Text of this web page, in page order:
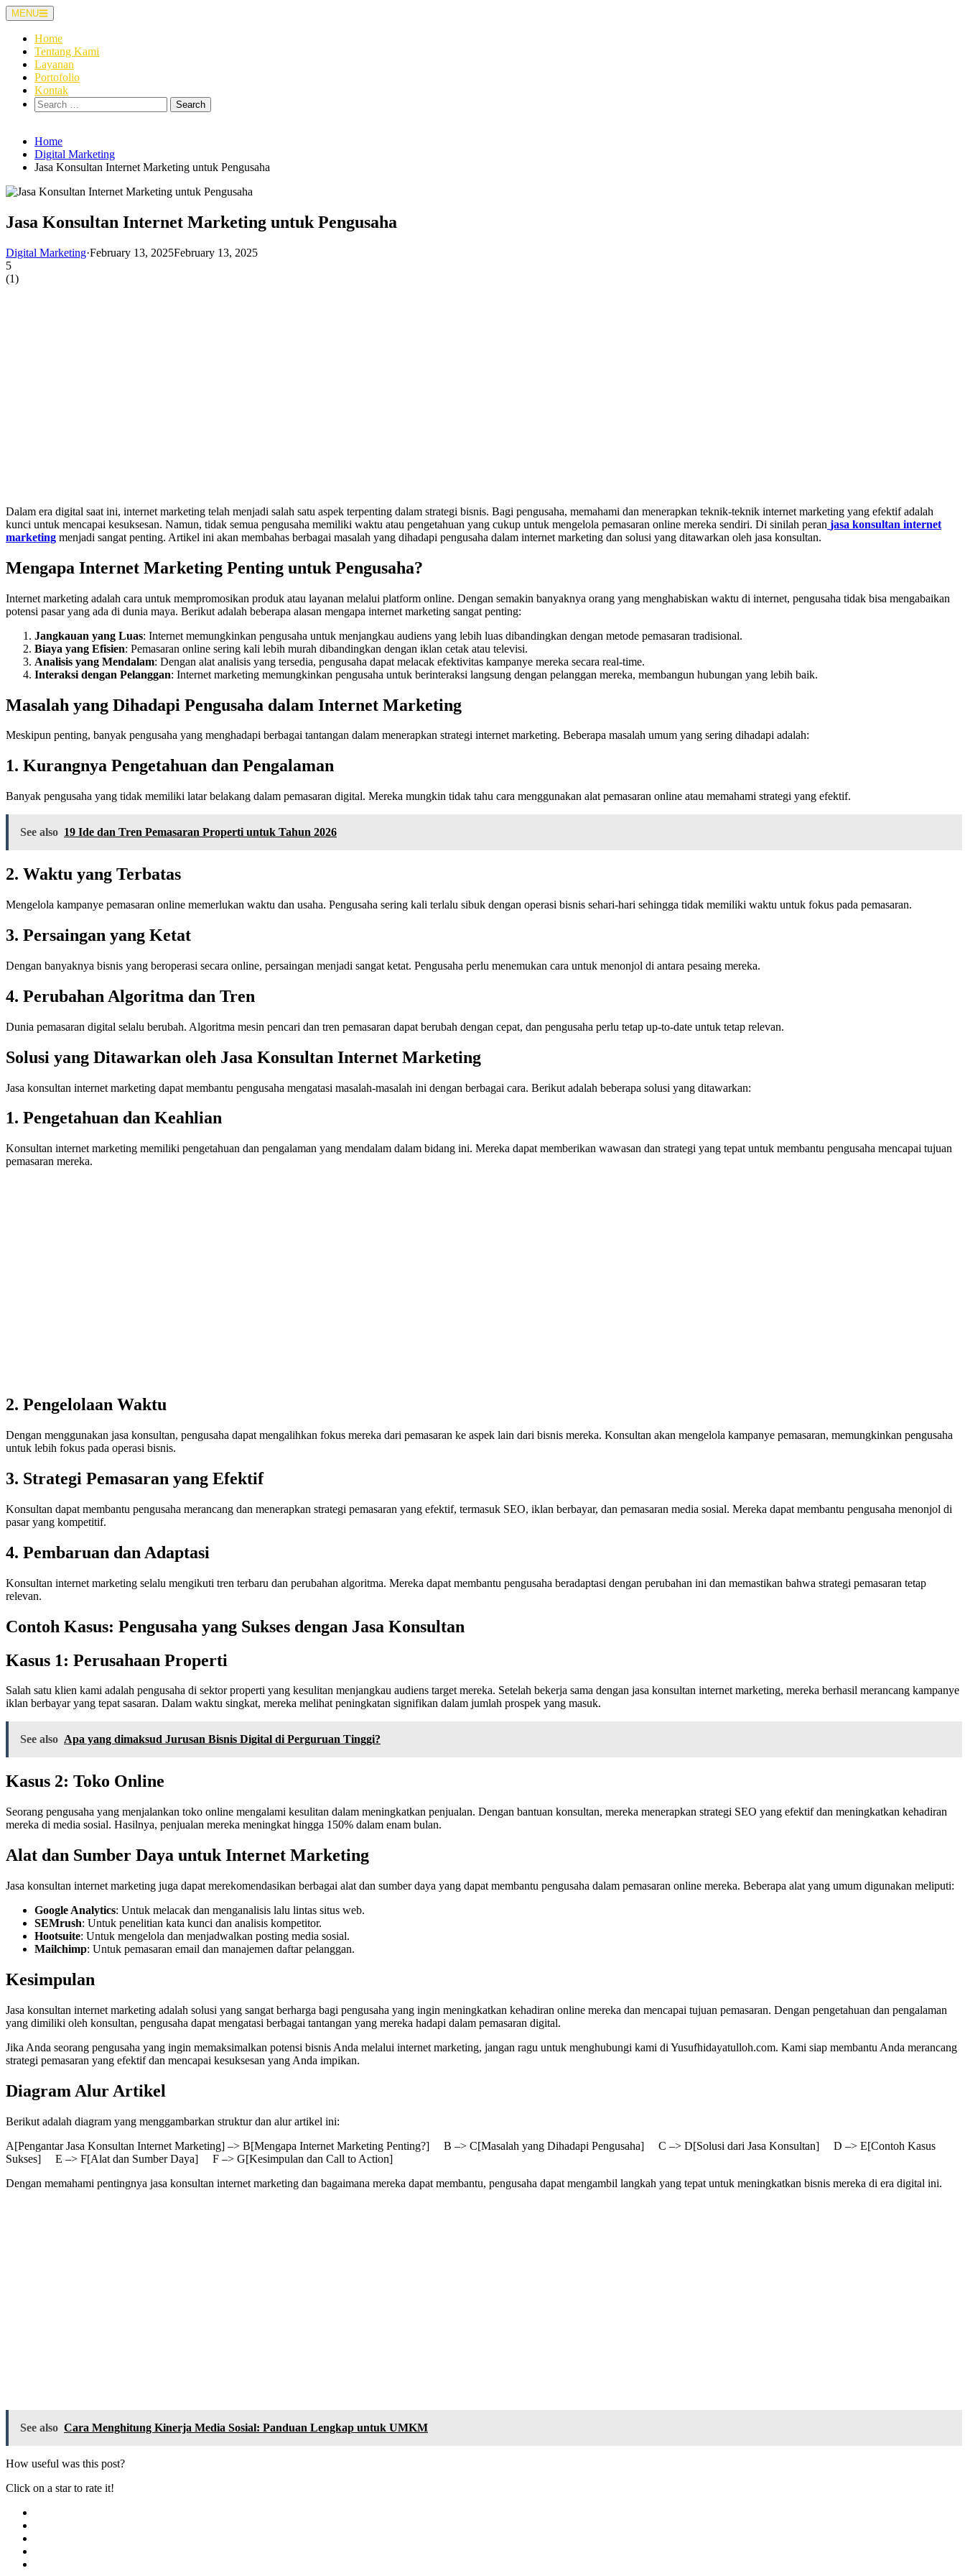
Skip
to
content
MENU
Home
Tentang Kami
Layanan
Portofolio
Kontak
Search
for:
Home
Digital Marketing
Jasa Konsultan Internet Marketing untuk Pengusaha
Jasa Konsultan Internet Marketing untuk Pengusaha
Digital Marketing·February 13, 2025February 13, 2025
5
(1)
Dalam era digital saat ini, internet marketing telah menjadi salah satu aspek terpenting dalam strategi bisnis. Bagi pengusaha, memahami dan menerapkan teknik-teknik internet marketing yang efektif adalah
kunci untuk mencapai kesuksesan. Namun, tidak semua pengusaha memiliki waktu atau pengetahuan yang cukup untuk mengelola pemasaran online mereka sendiri. Di sinilah peran jasa konsultan internet
marketing menjadi sangat penting. Artikel ini akan membahas berbagai masalah yang dihadapi pengusaha dalam internet marketing dan solusi yang ditawarkan oleh jasa konsultan.
Mengapa Internet Marketing Penting untuk Pengusaha?
Internet marketing adalah cara untuk mempromosikan produk atau layanan melalui platform online. Dengan semakin banyaknya orang yang menghabiskan waktu di internet, pengusaha tidak bisa mengabaikan
potensi pasar yang ada di dunia maya. Berikut adalah beberapa alasan mengapa internet marketing sangat penting:
Jangkauan yang Luas: Internet memungkinkan pengusaha untuk menjangkau audiens yang lebih luas dibandingkan dengan metode pemasaran tradisional.
Biaya yang Efisien: Pemasaran online sering kali lebih murah dibandingkan dengan iklan cetak atau televisi.
Analisis yang Mendalam: Dengan alat analisis yang tersedia, pengusaha dapat melacak efektivitas kampanye mereka secara real-time.
Interaksi dengan Pelanggan: Internet marketing memungkinkan pengusaha untuk berinteraksi langsung dengan pelanggan mereka, membangun hubungan yang lebih baik.
Masalah yang Dihadapi Pengusaha dalam Internet Marketing
Meskipun penting, banyak pengusaha yang menghadapi berbagai tantangan dalam menerapkan strategi internet marketing. Beberapa masalah umum yang sering dihadapi adalah:
1. Kurangnya Pengetahuan dan Pengalaman
Banyak pengusaha yang tidak memiliki latar belakang dalam pemasaran digital. Mereka mungkin tidak tahu cara menggunakan alat pemasaran online atau memahami strategi yang efektif.
See also 19 Ide dan Tren Pemasaran Properti untuk Tahun 2026
2. Waktu yang Terbatas
Mengelola kampanye pemasaran online memerlukan waktu dan usaha. Pengusaha sering kali terlalu sibuk dengan operasi bisnis sehari-hari sehingga tidak memiliki waktu untuk fokus pada pemasaran.
3. Persaingan yang Ketat
Dengan banyaknya bisnis yang beroperasi secara online, persaingan menjadi sangat ketat. Pengusaha perlu menemukan cara untuk menonjol di antara pesaing mereka.
4. Perubahan Algoritma dan Tren
Dunia pemasaran digital selalu berubah. Algoritma mesin pencari dan tren pemasaran dapat berubah dengan cepat, dan pengusaha perlu tetap up-to-date untuk tetap relevan.
Solusi yang Ditawarkan oleh Jasa Konsultan Internet Marketing
Jasa konsultan internet marketing dapat membantu pengusaha mengatasi masalah-masalah ini dengan berbagai cara. Berikut adalah beberapa solusi yang ditawarkan:
1. Pengetahuan dan Keahlian
Konsultan internet marketing memiliki pengetahuan dan pengalaman yang mendalam dalam bidang ini. Mereka dapat memberikan wawasan dan strategi yang tepat untuk membantu pengusaha mencapai tujuan
pemasaran mereka.
2. Pengelolaan Waktu
Dengan menggunakan jasa konsultan, pengusaha dapat mengalihkan fokus mereka dari pemasaran ke aspek lain dari bisnis mereka. Konsultan akan mengelola kampanye pemasaran, memungkinkan pengusaha
untuk lebih fokus pada operasi bisnis.
3. Strategi Pemasaran yang Efektif
Konsultan dapat membantu pengusaha merancang dan menerapkan strategi pemasaran yang efektif, termasuk SEO, iklan berbayar, dan pemasaran media sosial. Mereka dapat membantu pengusaha menonjol di
pasar yang kompetitif.
4. Pembaruan dan Adaptasi
Konsultan internet marketing selalu mengikuti tren terbaru dan perubahan algoritma. Mereka dapat membantu pengusaha beradaptasi dengan perubahan ini dan memastikan bahwa strategi pemasaran tetap
relevan.
Contoh Kasus: Pengusaha yang Sukses dengan Jasa Konsultan
Kasus 1: Perusahaan Properti
Salah satu klien kami adalah pengusaha di sektor properti yang kesulitan menjangkau audiens target mereka. Setelah bekerja sama dengan jasa konsultan internet marketing, mereka berhasil merancang kampanye
iklan berbayar yang tepat sasaran. Dalam waktu singkat, mereka melihat peningkatan signifikan dalam jumlah prospek yang masuk.
See also Apa yang dimaksud Jurusan Bisnis Digital di Perguruan Tinggi?
Kasus 2: Toko Online
Seorang pengusaha yang menjalankan toko online mengalami kesulitan dalam meningkatkan penjualan. Dengan bantuan konsultan, mereka menerapkan strategi SEO yang efektif dan meningkatkan kehadiran
mereka di media sosial. Hasilnya, penjualan mereka meningkat hingga 150% dalam enam bulan.
Alat dan Sumber Daya untuk Internet Marketing
Jasa konsultan internet marketing juga dapat merekomendasikan berbagai alat dan sumber daya yang dapat membantu pengusaha dalam pemasaran online mereka. Beberapa alat yang umum digunakan meliputi:
Google Analytics: Untuk melacak dan menganalisis lalu lintas situs web.
SEMrush: Untuk penelitian kata kunci dan analisis kompetitor.
Hootsuite: Untuk mengelola dan menjadwalkan posting media sosial.
Mailchimp: Untuk pemasaran email dan manajemen daftar pelanggan.
Kesimpulan
Jasa konsultan internet marketing adalah solusi yang sangat berharga bagi pengusaha yang ingin meningkatkan kehadiran online mereka dan mencapai tujuan pemasaran. Dengan pengetahuan dan pengalaman
yang dimiliki oleh konsultan, pengusaha dapat mengatasi berbagai tantangan yang mereka hadapi dalam pemasaran digital.
Jika Anda seorang pengusaha yang ingin memaksimalkan potensi bisnis Anda melalui internet marketing, jangan ragu untuk menghubungi kami di Yusufhidayatulloh.com. Kami siap membantu Anda merancang
strategi pemasaran yang efektif dan mencapai kesuksesan yang Anda impikan.
Diagram Alur Artikel
Berikut adalah diagram yang menggambarkan struktur dan alur artikel ini:
A[Pengantar Jasa Konsultan Internet Marketing] –> B[Mengapa Internet Marketing Penting?] B –> C[Masalah yang Dihadapi Pengusaha] C –> D[Solusi dari Jasa Konsultan] D –> E[Contoh Kasus
Sukses] E –> F[Alat dan Sumber Daya] F –> G[Kesimpulan dan Call to Action]
Dengan memahami pentingnya jasa konsultan internet marketing dan bagaimana mereka dapat membantu, pengusaha dapat mengambil langkah yang tepat untuk meningkatkan bisnis mereka di era digital ini.
See also Cara Menghitung Kinerja Media Sosial: Panduan Lengkap untuk UMKM
How useful was this post?
Click on a star to rate it!